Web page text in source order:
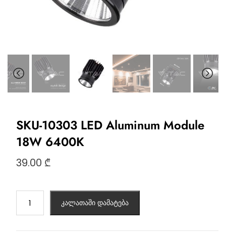
SKU-10303 LED Aluminum Module
18W 6400K
39.00 ₾
კალათაში დამატება